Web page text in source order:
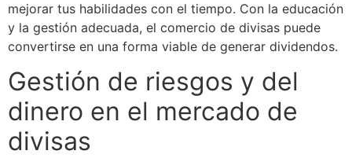
mejorar tus habilidades con el tiempo. Con la educación
y la gestión adecuada, el comercio de divisas puede
convertirse en una forma viable de generar dividendos.
Gestión de riesgos y del
dinero en el mercado de
divisas